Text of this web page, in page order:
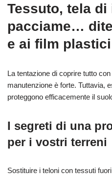
Tessuto, tela di
pacciame…
e ai film plastici
La tentazione di coprire tutto
manutenzione è forte. Tuttavia,
proteggono efficacemente il
I segreti di una
per i vostri terreni
Sostituire i teloni con tessuti